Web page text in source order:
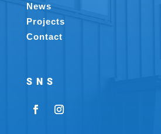
News
Projects
Contact
SNS